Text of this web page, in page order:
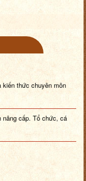
thức chuyên môn
nâng cấp. Tổ chức, cá